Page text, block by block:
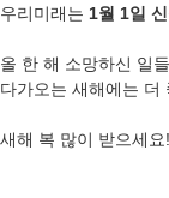
공지/소식
공지
소식
우리미래는 1월 1일
올 한 해 소망하신 일
다가오는 새해에는 더
새해 복 많이 받으세요!